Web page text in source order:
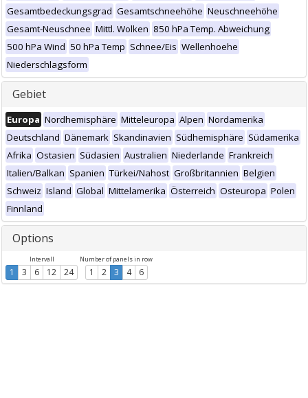
Gesamtbedeckungsgrad Gesamtschneehöhe Neuschneehöhe
Gesamt-Neuschnee Mittl. Wolken 850 hPa Temp. Abweichung
500 hPa Wind 50 hPa Temp Schnee/Eis Wellenhoehe
Niederschlagsform
Gebiet
Europa Nordhemisphäre Mitteleuropa Alpen Nordamerika
Deutschland Dänemark Skandinavien Südhemisphäre Südamerika
Afrika Ostasien Südasien Australien Niederlande Frankreich
Italien/Balkan Spanien Türkei/Nahost Großbritannien Belgien
Schweiz Island Global Mittelamerika Österreich Osteuropa Polen
Finnland
Options
Intervall
1 3 6 12 24
Number of panels in row
1 2 3 4 6